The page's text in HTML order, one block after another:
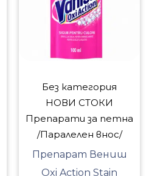
Без категория
НОВИ СТОКИ
Препарати за петна
/Паралелен внос/
Препарат Вениш
Oxi Action Stain